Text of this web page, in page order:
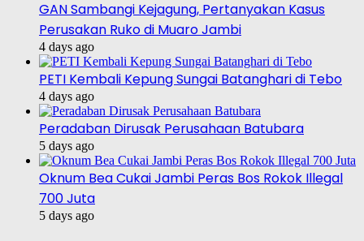
GAN Sambangi Kejagung, Pertanyakan Kasus
Perusakan Ruko di Muaro Jambi
4 days ago
PETI Kembali Kepung Sungai Batanghari di Tebo
4 days ago
Peradaban Dirusak Perusahaan Batubara
5 days ago
Oknum Bea Cukai Jambi Peras Bos Rokok Illegal
700 Juta
5 days ago